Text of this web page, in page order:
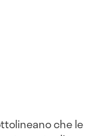
che le